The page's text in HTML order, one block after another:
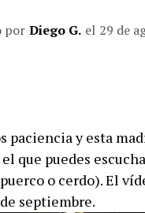
por Diego G. el 29 de
paciencia y esta
que puedes
puerco o cerdo). El
septiembre.